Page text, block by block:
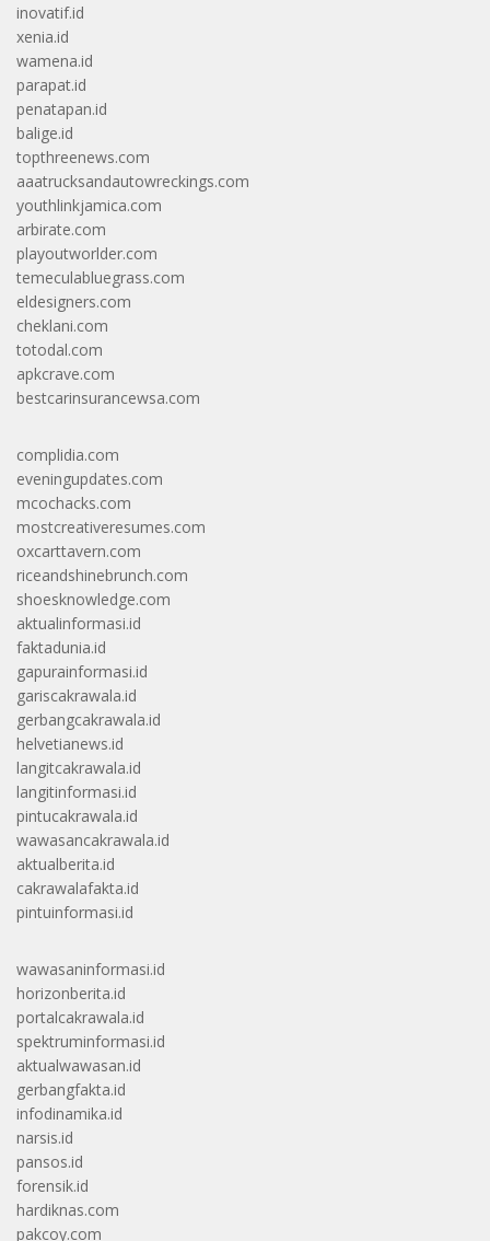
inovatif.id
xenia.id
wamena.id
parapat.id
penatapan.id
balige.id
topthreenews.com
aaatrucksandautowreckings.com
youthlinkjamica.com
arbirate.com
playoutworlder.com
temeculabluegrass.com
eldesigners.com
cheklani.com
totodal.com
apkcrave.com
bestcarinsurancewsa.com
complidia.com
eveningupdates.com
mcochacks.com
mostcreativeresumes.com
oxcarttavern.com
riceandshinebrunch.com
shoesknowledge.com
aktualinformasi.id
faktadunia.id
gapurainformasi.id
gariscakrawala.id
gerbangcakrawala.id
helvetianews.id
langitcakrawala.id
langitinformasi.id
pintucakrawala.id
wawasancakrawala.id
aktualberita.id
cakrawalafakta.id
pintuinformasi.id
wawasaninformasi.id
horizonberita.id
portalcakrawala.id
spektruminformasi.id
aktualwawasan.id
gerbangfakta.id
infodinamika.id
narsis.id
pansos.id
forensik.id
hardiknas.com
pakcoy.com